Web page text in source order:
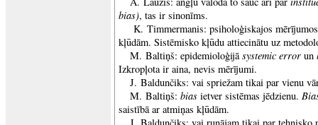
bias), tas ir sinonīms.
K. Timmermanis: psiholoģiskajos
kļūdām. Sistēmisko kļūdu attiecinātu uz
M. Baltiņš: epidemioloģijāsystemic error un
Izkropļota ir aina, nevis mērījumi.
J. Baldunčiks: vai spriežam tikai par vienu
M. Baltiņš: bias ietver sistēmas jēdzienu.
saistībā ar atmiņas kļūdām.